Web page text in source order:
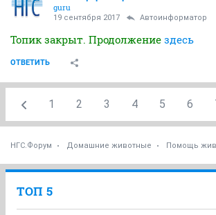
guru
19 сентября 2017 Автоинформатор
Топик закрыт. Продолжение здесь
ОТВЕТИТЬ
1 2 3 4 5 6
НГС.Форум Домашние животные Помощь
ТОП 5